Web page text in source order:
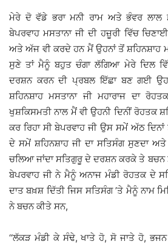
ਮੇਰੇ ਦੋ ਵੱਡੇ ਭਰਾ ਮਨੀ ਰਾਮ ਅਤੇ ਭੰਵਰ ਲਾਲ
ਬੇਪਰਵਾਹ ਮਸਤਾਨਾ ਜੀ ਦੀ ਹਜ਼ੂਰੀ ਵਿੱਚ
ਅਤੇ ਅੱਜ ਵੀ ਕਰਦੇ ਹਨ ਮੈਂ ਉਹਨਾਂ ਤੋਂ ਸ਼ਹਿਨਸ਼ਾਹ
ਸੁਣੇ ਤਾਂ ਮੈਨੂੰ ਬਹੁਤ ਚੰਗਾ ਲੱਗਿਆ ਮੇਰੇ ਦਿਲ
ਦਰਸ਼ਨ ਕਰਨ ਦੀ ਪ੍ਰਬਲ ਇੱਛਾ ਬਣ ਗਈ
ਸ਼ਹਿਨਸ਼ਾਹ ਮਸਤਾਨਾ ਜੀ ਮਹਾਰਾਜ ਦਾ
ਖੁਸ਼ਕਿਸਮਤੀ ਨਾਲ ਮੈਂ ਵੀ ਉਹਨੀ ਦਿਨੀਂ ਰੋਹਤਕ
ਕਰ ਰਿਹਾ ਸੀ ਬੇਪਰਵਾਹ ਜੀ ਉਸ ਸਮੇਂ ਅੱਠ
ਦੇ ਸਮੇਂ ਸ਼ਹਿਨਸ਼ਾਹ ਜੀ ਦਾ ਸਤਿਸੰਗ ਸੁਣਦਾ
ਚਲਿਆ ਜਾਂਦਾ ਸਤਿਗੁਰੂ ਦੇ ਦਰਸ਼ਨ ਕਰਕੇ ਤੇ
ਬੇਪਰਵਾਹ ਜੀ ਨੇ ਮੈਨੂੰ ਅਨਾਜ ਮੰਡੀ ਰੋਹਤਕ ਦੇ
ਦਾਤ ਬਖ਼ਸ਼ ਦਿੱਤੀ ਜਿਸ ਸਤਿਸੰਗ ’ਤੇ ਮੈਨੂੰ ਨਾਮ
ਨੇ ਬਚਨ ਕੀਤੇ ਸਨ,
‘‘ਲੱਕੜ ਮੰਡੀ ਕੇ ਸੰਢੇ, ਖਾਤੇ ਹੋ, ਸੋ ਜਾਤੇ ਹੋ,